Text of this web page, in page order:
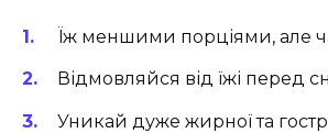
Їж меншими порціями, але
Відмовляйся від їжі перед
Уникай дуже жирної та